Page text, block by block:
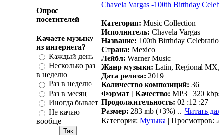
Опрос
посетителей
Качаете музыку
из интернета?
Каждый день
Несколько раз
в неделю
Раз в неделю
Раз в месяц
Иногда бывает
Не качаю
вообще
Chavela Vargas -100th Birthday
Категория: Music Collection
Исполнитель: Chavela Vargas
Название: 100th Birthday
Страна: Mexico
Лейбл: Warner Music
Жанр музыки: Latin, Regional
Дата релиза: 2019
Количество композиций: 36
Формат | Качество: MP3 | 320
Продолжительность: 02 :12 :27
Размер: 283 mb (+3%) ... Читать
Категория: Музыка| Просмотров: